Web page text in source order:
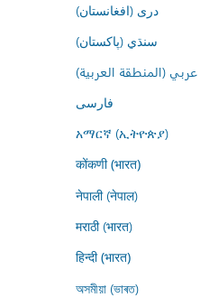
درى (افغانستان)
سنڌي (پاکستان)
عربي (المنطقة العربية)
فارسى
አማርኛ (ኢትዮጵያ)
कोंकणी (भारत)
नेपाली (नेपाल)
मराठी (भारत)
हिन्दी (भारत)
অসমীয়া (ভাৰত)